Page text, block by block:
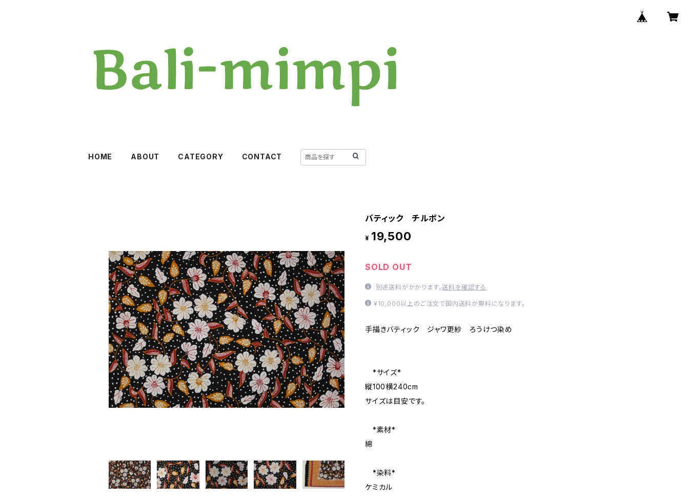
HOME ABOUT CATEGORY CONTACT
バティック チルボン
¥ 19,500
SOLD OUT
別途送料がかかります。送料を確認する
¥10,000以上のご注文で国内送料が無料になります。
手描きバティック ジャワ更紗 ろうけつ染め
*サイズ*
縦100横240cm
サイズは目安です。
*素材*
綿
*染料*
ケミカル